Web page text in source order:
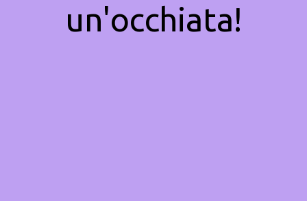
un'occhiata!